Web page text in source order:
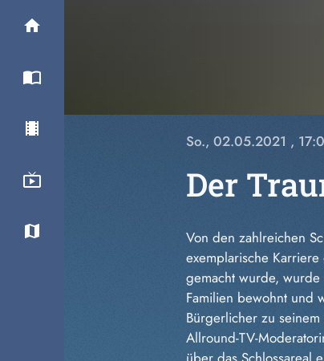
So., 02.05.2021 ,
Der
Von den zahlreichen
exemplarische
gemacht wurde,
Familien bewohnt und
Bürgerlicher zu
Allround-TV-